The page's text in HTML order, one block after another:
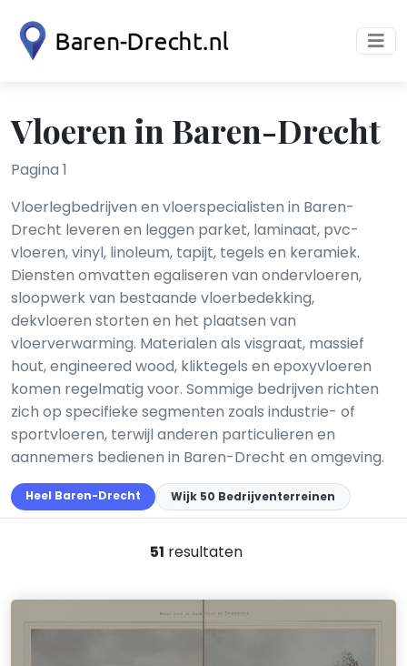
Vloeren in Baren-Drecht
Pagina 1
Vloerlegbedrijven en vloerspecialisten in Baren-
Drecht leveren en leggen parket, laminaat, pvc-
vloeren, vinyl, linoleum, tapijt, tegels en keramiek.
Diensten omvatten egaliseren van ondervloeren,
sloopwerk van bestaande vloerbedekking,
dekvloeren storten en het plaatsen van
vloerverwarming. Materialen als visgraat, massief
hout, engineered wood, kliktegels en epoxyvloeren
komen regelmatig voor. Sommige bedrijven richten
zich op specifieke segmenten zoals industrie- of
sportvloeren, terwijl anderen particulieren en
aannemers bedienen in Baren-Drecht en omgeving.
Heel Baren-Drecht Wijk 50 Bedrijventerreinen
51 resultaten